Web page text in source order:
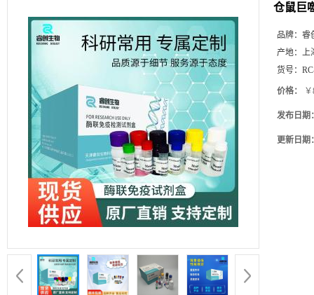
仓鼠巨
品牌： 睿
产地： 上
货号：
价格：
发布日期
更新日期